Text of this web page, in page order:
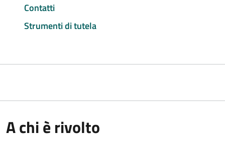
Contatti
Strumenti di tutela
A chi è rivolto